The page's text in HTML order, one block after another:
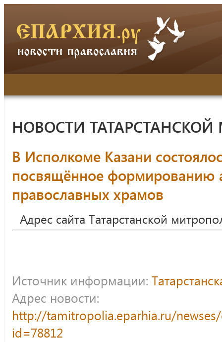
НОВОСТИ
В Исполкоме Казани
посвящённое формированию
православных храмов
Адрес сайта Татарстанской
Источник информации:
Адрес новости:
http://tamitropolia.eparhia.ru/
id=78812